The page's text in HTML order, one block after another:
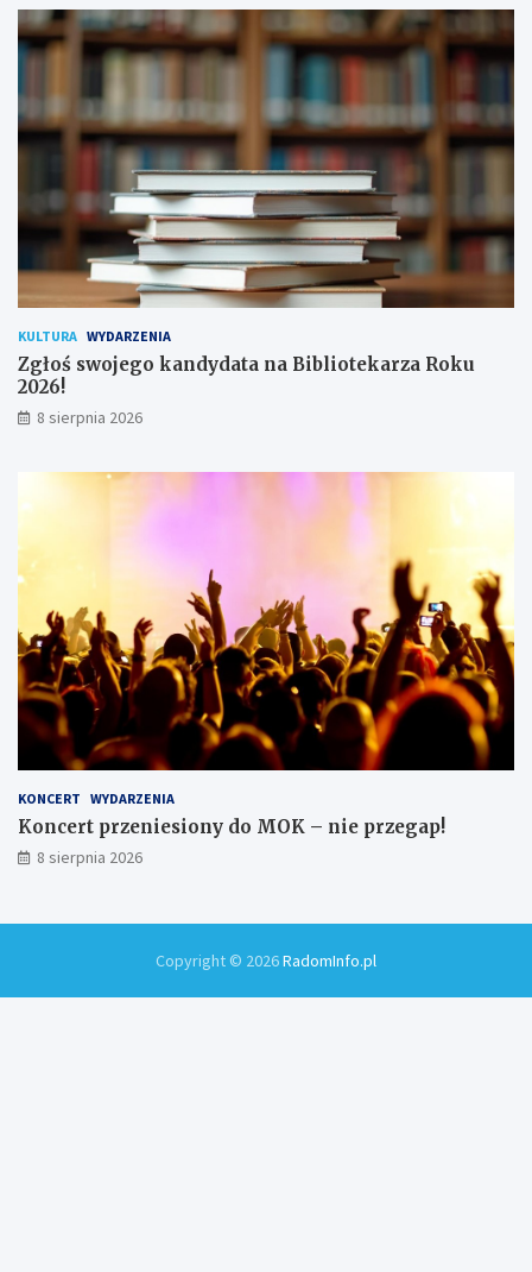
a
n
!
d
y
h
u
ż
o
n
i
ó
w
KULTURA WYDARZENIA
Zgłoś swojego kandydata na Bibliotekarza Roku
2026!
8 sierpnia 2026
KONCERT WYDARZENIA
Koncert przeniesiony do MOK – nie przegap!
8 sierpnia 2026
Copyright © 2026RadomInfo.pl